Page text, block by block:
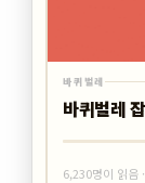
바퀴벌레
바퀴벌레
6,230명이 읽음